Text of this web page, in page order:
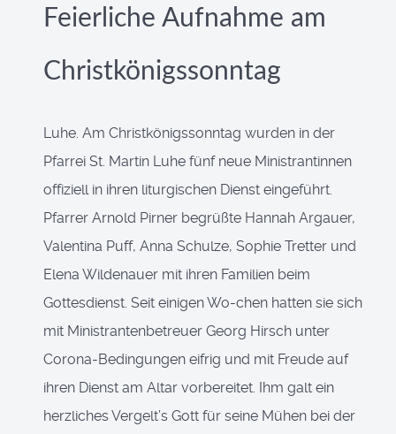
Feierliche Aufnahme am
Christkönigssonntag
Luhe. Am Christkönigssonntag wurden in der
Pfarrei St. Martin Luhe fünf neue Ministrantinnen
offiziell in ihren liturgischen Dienst eingeführt.
Pfarrer Arnold Pirner begrüßte Hannah Argauer,
Valentina Puff, Anna Schulze, Sophie Tretter und
Elena Wildenauer mit ihren Familien beim
Gottesdienst. Seit einigen Wo-chen hatten sie sich
mit Ministrantenbetreuer Georg Hirsch unter
Corona-Bedingungen eifrig und mit Freude auf
ihren Dienst am Altar vorbereitet. Ihm galt ein
herzliches Vergelt’s Gott für seine Mühen bei der